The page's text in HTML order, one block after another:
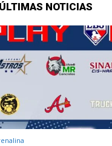
ÚLTIMAS NOTICIAS